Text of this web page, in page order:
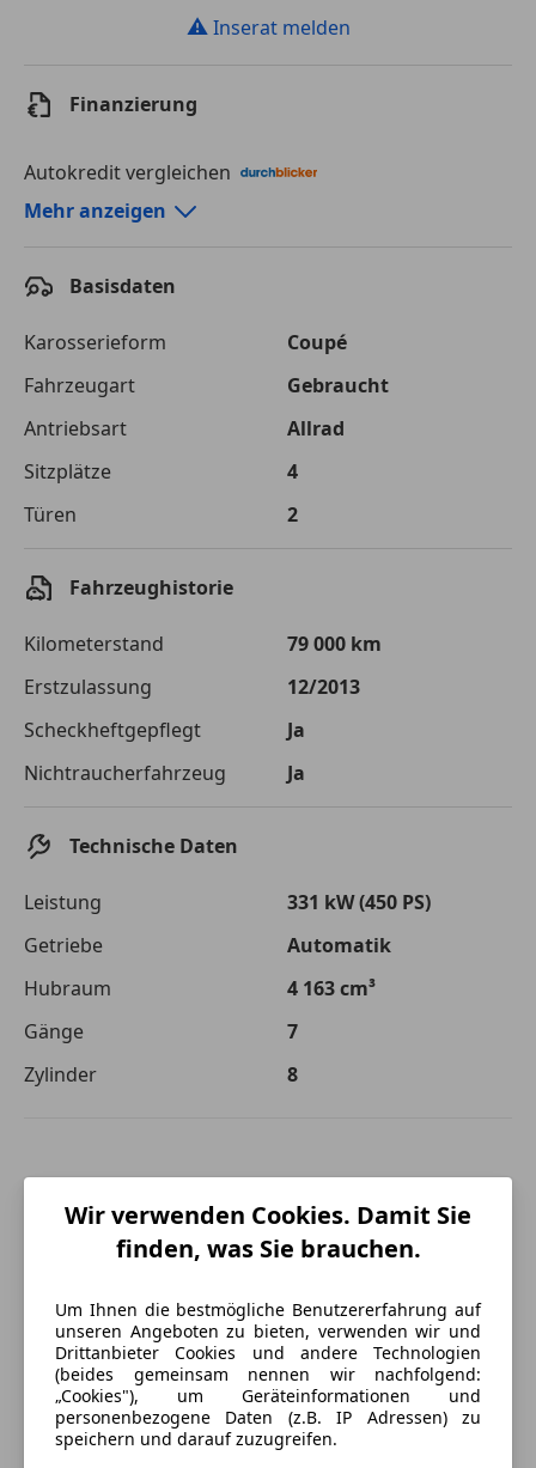
⚠ Inserat melden
Finanzierung
Autokredit vergleichen
Autokredit-Rechner von durchblicker.at
Laufzeit
120 Monate
Kreditbetrag
€ 54 900,-
Zu zahlender
Gesamtbetrag
€ 77 344,-
Effektivzinsatz
Sollzinssatz
7,25 %
Monatliche Rate € 644,53
von der von Ihnen gewählten Bank. Rückzahlungszeitraum 1-10
Jetzt berechnen
Mehr anzeigen
Basisdaten
Karosserieform
Coupé
Fahrzeugart
Gebraucht
Antriebsart
Allrad
Sitzplätze
4
Türen
2
Fahrzeughistorie
Kilometerstand
79 000 km
Erstzulassung
12/2013
Scheckheftgepflegt
Ja
Nichtraucherfahrzeug
Ja
Technische Daten
Leistung
331 kW (450 PS)
Getriebe
Automatik
Hubraum
4 163 cm³
Gänge
7
Zylinder
8
Wir verwenden Cookies. Damit Sie
finden, was Sie brauchen.
Um Ihnen die bestmögliche Benutzererfahrung auf
unseren Angeboten zu bieten, verwenden wir und
Drittanbieter Cookies und andere Technologien
(beides gemeinsam nennen wir nachfolgend:
„Cookies"), um Geräteinformationen und
personenbezogene Daten (z.B. IP Adressen) zu
speichern und darauf zuzugreifen.